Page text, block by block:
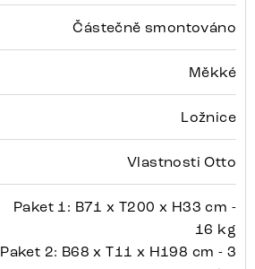
Částečně smontováno
Měkké
Ložnice
Vlastnosti Otto
Paket 1: B71 x T200 x H33 cm -
16 kg
Paket 2: B68 x T11 x H198 cm - 3